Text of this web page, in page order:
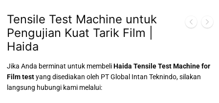
Tensile Test Machine untuk
Pengujian Kuat Tarik Film |
Haida
Jika Anda berminat untuk membeliHaida Tensile Test Machine for
Film testyang disediakan oleh PT Global Intan Teknindo, silakan
langsung hubungi kami melalui: